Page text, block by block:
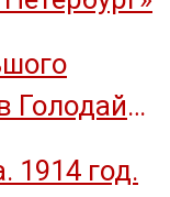
Голодай
1914 год.